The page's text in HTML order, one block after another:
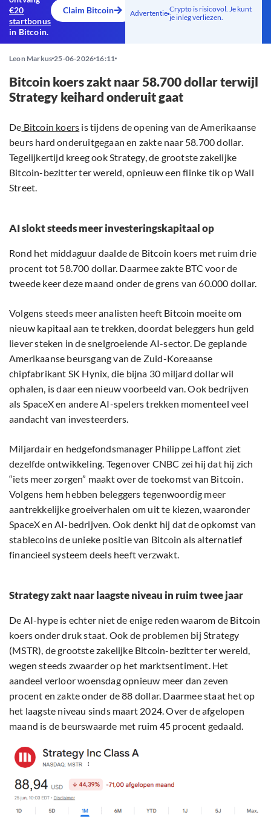
€20
startbonus
in Bitcoin.
Claim Bitcoin Advertentie Crypto is risicovol. Je kunt
je inleg verliezen.
Leon Markus 25-06-2026 16:11
Bitcoin koers zakt naar 58.700 dollar terwijl
Strategy keihard onderuit gaat
De Bitcoin koers is tijdens de opening van de Amerikaanse
beurs hard onderuitgegaan en zakte naar 58.700 dollar.
Tegelijkertijd kreeg ook Strategy, de grootste zakelijke
Bitcoin-bezitter ter wereld, opnieuw een flinke tik op Wall
Street.
AI slokt steeds meer investeringskapitaal op
Rond het middaguur daalde de Bitcoin koers met ruim drie
procent tot 58.700 dollar. Daarmee zakte BTC voor de
tweede keer deze maand onder de grens van 60.000 dollar.
Volgens steeds meer analisten heeft Bitcoin moeite om
nieuw kapitaal aan te trekken, doordat beleggers hun geld
liever steken in de snelgroeiende AI-sector. De geplande
Amerikaanse beursgang van de Zuid-Koreaanse
chipfabrikant SK Hynix, die bijna 30 miljard dollar wil
ophalen, is daar een nieuw voorbeeld van. Ook bedrijven
als SpaceX en andere AI-spelers trekken momenteel veel
aandacht van investeerders.
Miljardair en hedgefondsmanager Philippe Laffont ziet
dezelfde ontwikkeling. Tegenover CNBC zei hij dat hij zich
“iets meer zorgen” maakt over de toekomst van Bitcoin.
Volgens hem hebben beleggers tegenwoordig meer
aantrekkelijke groeiverhalen om uit te kiezen, waaronder
SpaceX en AI-bedrijven. Ook denkt hij dat de opkomst van
stablecoins de unieke positie van Bitcoin als alternatief
financieel systeem deels heeft verzwakt.
Strategy zakt naar laagste niveau in ruim twee jaar
De AI-hype is echter niet de enige reden waarom de Bitcoin
koers onder druk staat. Ook de problemen bij Strategy
(MSTR), de grootste zakelijke Bitcoin-bezitter ter wereld,
wegen steeds zwaarder op het marktsentiment. Het
aandeel verloor woensdag opnieuw meer dan zeven
procent en zakte onder de 88 dollar. Daarmee staat het op
het laagste niveau sinds maart 2024. Over de afgelopen
maand is de beurswaarde met ruim 45 procent gedaald.